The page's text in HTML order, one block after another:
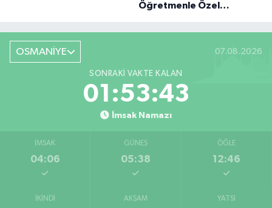
Öğretmenle Özel
OSMANİYE 07.08.2026
SONRAKI VAKTE KALAN
01:53:43
İmsak Namazı
İMSAK
04:06
GÜNEŞ
05:38
ÖĞLE
12:46
İKINDI AKŞAM YATSI